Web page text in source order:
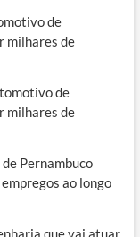
de
milhares de
de
milhares de
Pernambuco
ao longo
que vai atuar